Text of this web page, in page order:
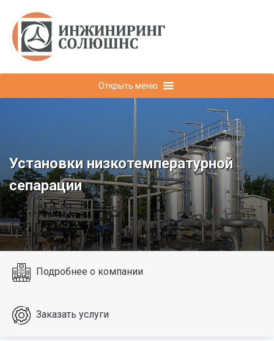
Открыть меню
Установки низкотемпературной
сепарации
Подробнее о компании
Заказать услуги